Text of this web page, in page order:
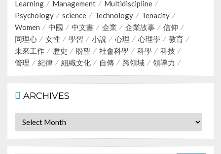
Learning
Management
Multidiscipline
Psychology
science Technology
Tenacity
Women
中國 中文書 企業 企業故事
信仰
同理心
女性 學習 小說 心理 心理學
教育
未來工作
歷史 盼望 社會科學 科學
科技
管理
紀律 組織文化 自傳 跨領域 領導力
ARCHIVES
Archives